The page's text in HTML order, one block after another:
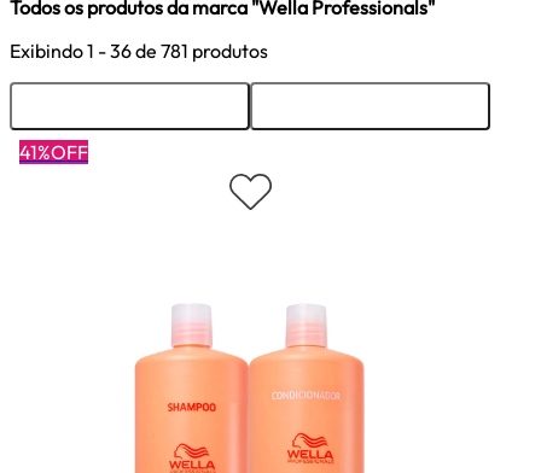
Todos os produtos da marca "Wella Professionals"
Exibindo1 - 36de 781 produtos
41%OFF